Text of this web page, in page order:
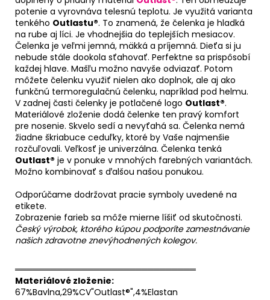
potenie a vyrovnáva telesnú teplotu. Je využitá varianta
tenkého Outlastu®. To znamená, že čelenka je hladká
na rube aj líci. Je vhodnejšia do teplejších mesiacov.
Čelenka je veľmi jemná, mäkká a príjemná. Dieťa si ju
nebude stále dookola sťahovať. Perfektne sa prispôsobí
každej hlave. Mašľu možno navyše odviazať. Potom
môžete čelenku využiť nielen ako doplnok, ale aj ako
funkčnú termoregulačnú čelenku, napríklad pod helmu.
V zadnej časti čelenky je potlačené logo Outlast®.
Materiálové zloženie dodá čelenke ten pravý komfort
pre nosenie. Skvelo sedí a nevyťahá sa. Čelenka nemá
žiadne škriabuce ceduľky, ktoré by Vaše najmenšie
rozčuľovali. Veľkosť je univerzálna. Čelenka tenká
Outlast® je v ponuke v mnohých farebných variantách.
Možno kombinovať s ďalšou našou ponukou.
Odporúčame dodržovat pracie symboly uvedené na
etikete.
Zobrazenie farieb sa môže mierne líšiť od skutočnosti.
Český výrobok, ktorého kúpou podporíte zamestnávanie
našich zdravotne znevýhodnených kolegov.
══════════════════════════════
Materiálové zloženie:
67%Bavlna,29%CV"Outlast®",4%Elastan